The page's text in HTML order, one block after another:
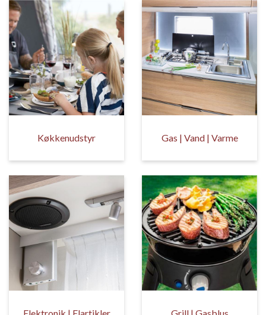
Køkkenudstyr Gas | Vand | Varme